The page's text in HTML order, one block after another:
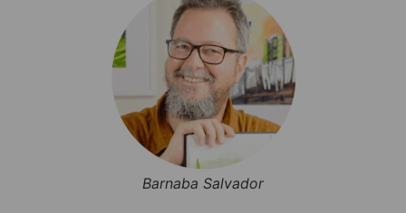
Barnaba Salvador